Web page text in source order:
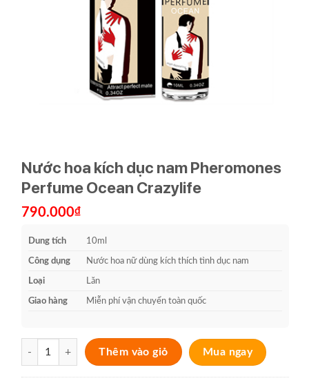
Nước hoa kích dục nam Pheromones
Perfume Ocean Crazylife
790.000₫
Dung tích 10ml
Công dụng Nước hoa nữ dùng kích thích tình dục nam
Loại Lăn
Giao hàng Miễn phí vận chuyển toàn quốc
Nước hoa kích dục nam Pheromones Perfume Ocean Crazylife số
Thêm vào giỏ Mua ngay